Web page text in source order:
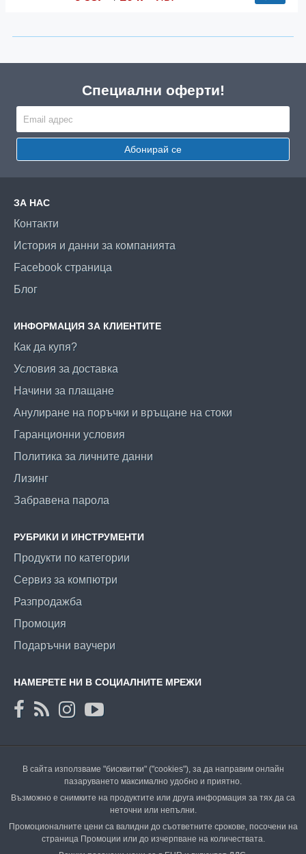
Специални оферти!
Абонирай се
ЗА НАС
Контакти
История и данни за компанията
Facebook страница
Блог
ИНФОРМАЦИЯ ЗА КЛИЕНТИТЕ
Как да купя?
Условия за доставка
Начини за плащане
Анулиране на поръчки и връщане на стоки
Гаранционни условия
Политика за личните данни
Лизинг
Забравена парола
РУБРИКИ И ИНСТРУМЕНТИ
Продукти по категории
Сервиз за компютри
Разпродажба
Промоция
Подаръчни ваучери
НАМЕРЕТЕ НИ В СОЦИАЛНИТЕ МРЕЖИ
В сайта използваме "бисквитки" ("cookies"), за да направим онлайн
пазаруването максимално удобно и приятно.
Възможно е снимките на продуктите или друга информация за тях да са
неточни или непълни.
Промоционалните цени са валидни до съответните срокове, посочени на
страница Промоции или до изчерпване на количествата.